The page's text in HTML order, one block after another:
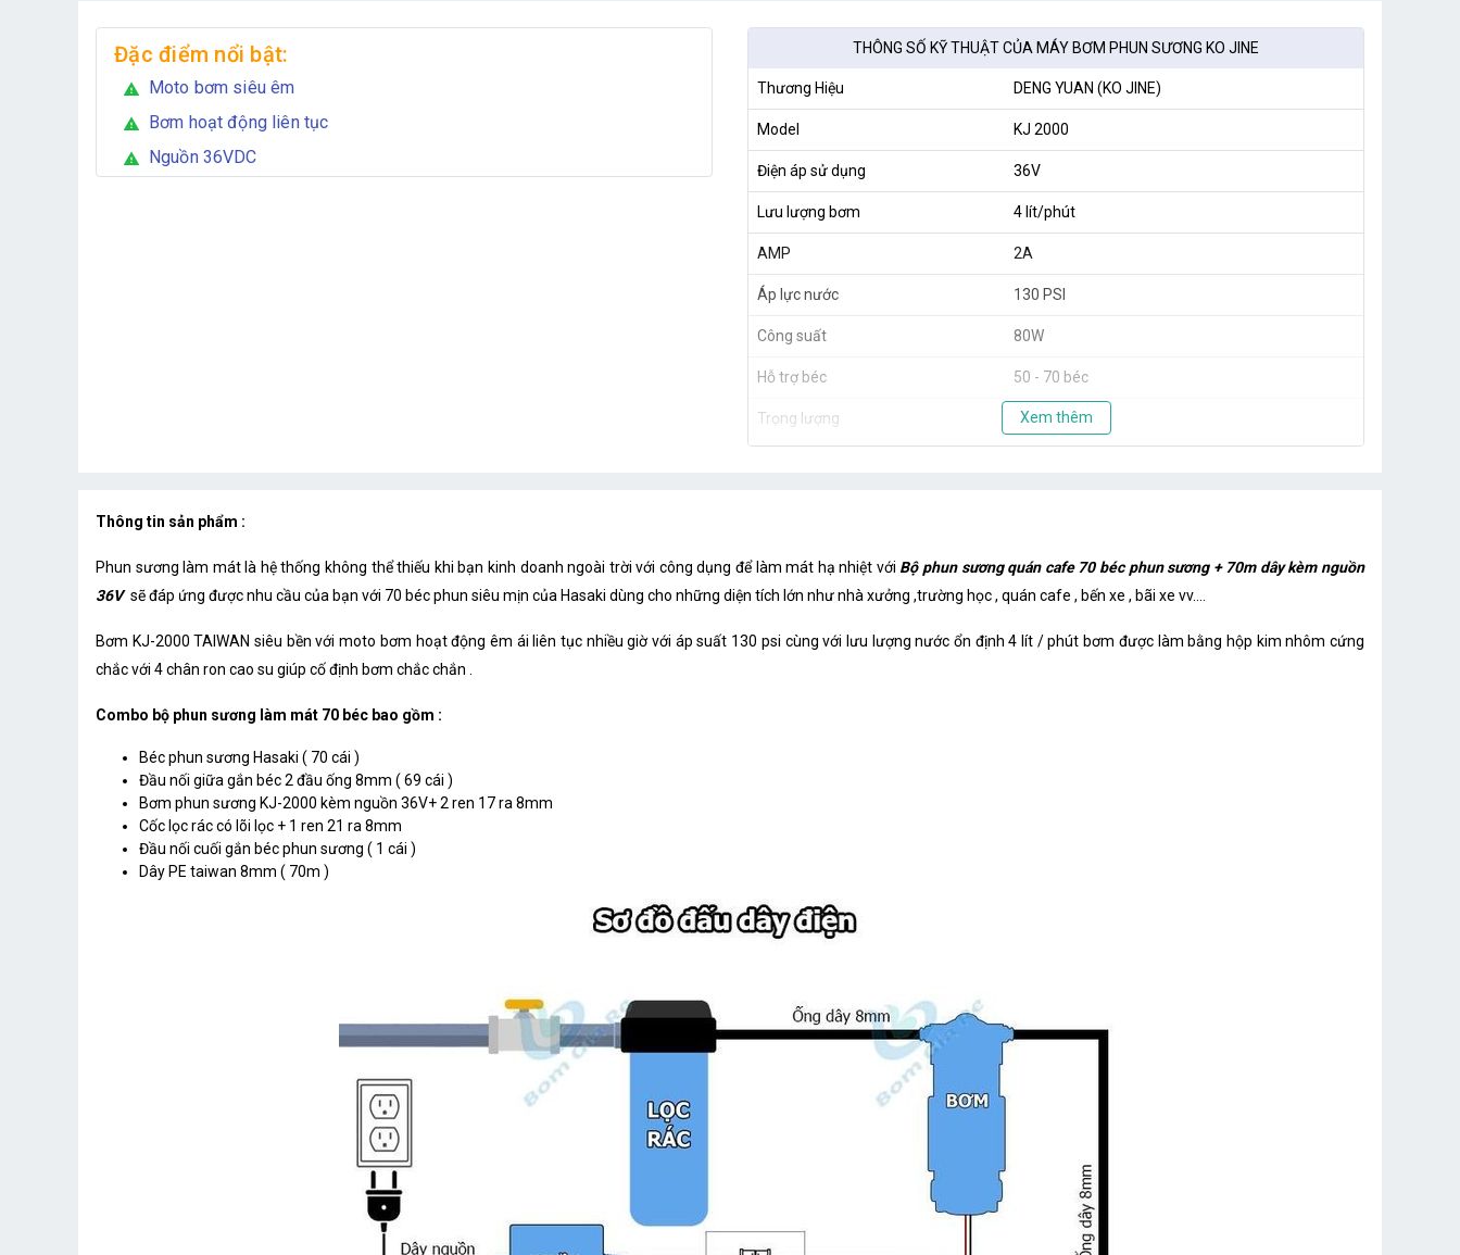
Đặc điểm nổi bật:
warning Moto bơm siêu êm
warning Bơm hoạt động liên tục
warning Nguồn 36VDC
THÔNG SỐ KỸ THUẬT CỦA MÁY BƠM PHUN SƯƠNG KO JINE
Thương Hiệu DENG YUAN (KO JINE)
Model KJ 2000
Điện áp sử dụng 36V
Lưu lượng bơm 4 lít/phút
AMP 2A
Áp lực nước 130 PSI
Công suất 80W
Hỗ trợ béc 50 - 70 béc
Trọng lượng 2.3kg
Xem thêm
Thông tin sản phẩm :
Phun sương làm mát là hệ thống không thể thiếu khi bạn kinh doanh ngoài trời với công dụng để làm mát hạ nhiệt với Bộ phun sương quán cafe 70 béc phun sương + 70m dây kèm nguồn
36V sẽ đáp ứng được nhu cầu của bạn với 70 béc phun siêu mịn của Hasaki dùng cho những diện tích lớn như nhà xưởng ,trường học , quán cafe , bến xe , bãi xe vv....
Bơm KJ-2000 TAIWAN siêu bền với moto bơm hoạt động êm ái liên tục nhiều giờ với áp suất 130 psi cùng với lưu lượng nước ổn định 4 lít / phút bơm được làm bằng hộp kim nhôm cứng
chắc với 4 chân ron cao su giúp cố định bơm chắc chắn .
Combo bộ phun sương làm mát 70 béc bao gồm :
Béc phun sương Hasaki ( 70 cái )
Đầu nối giữa gắn béc 2 đầu ống 8mm ( 69 cái )
Bơm phun sương KJ-2000 kèm nguồn 36V+ 2 ren 17 ra 8mm
Cốc lọc rác có lõi lọc + 1 ren 21 ra 8mm
Đầu nối cuối gắn béc phun sương ( 1 cái )
Dây PE taiwan 8mm ( 70m )